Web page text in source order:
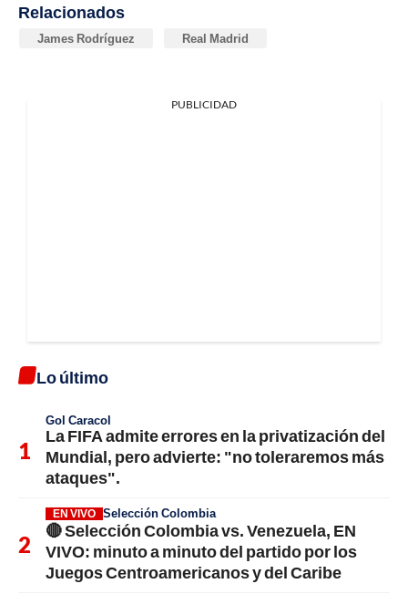
Relacionados
James Rodríguez Real Madrid
PUBLICIDAD
Lo último
Gol Caracol
La FIFA admite errores en la privatización del
Mundial, pero advierte: "no toleraremos más
ataques".
EN VIVO Selección Colombia
🔴 Selección Colombia vs. Venezuela, EN
VIVO: minuto a minuto del partido por los
Juegos Centroamericanos y del Caribe